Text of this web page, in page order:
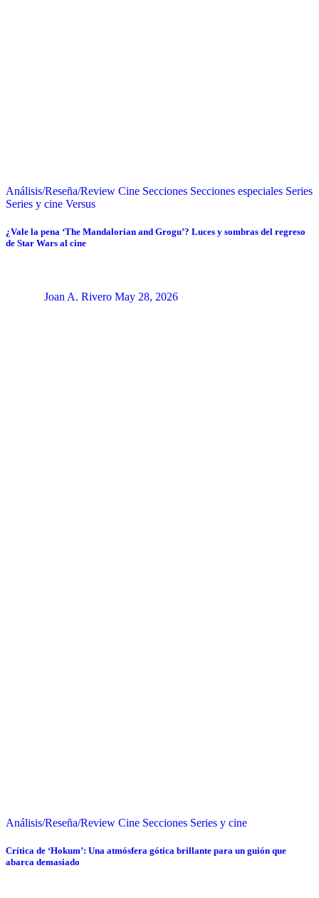
Análisis/Reseña/Review Cine Secciones Secciones especiales Series
Series y cine Versus
¿Vale la pena ‘The Mandalorian and Grogu’? Luces y sombras del regreso
de Star Wars al cine
Joan A. Rivero May 28, 2026
Análisis/Reseña/Review Cine Secciones Series y cine
Crítica de ‘Hokum’: Una atmósfera gótica brillante para un guión que
abarca demasiado